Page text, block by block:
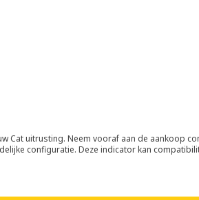
Cat uitrusting. Neem vooraf aan de aankoop
configuratie. Deze indicator kan